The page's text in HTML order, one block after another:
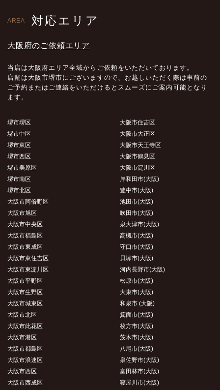
AREA 対応エリア
大阪府のご依頼エリア
当店は大阪府エリア全域からご依頼をいただいております。
店舗は大阪市堺市にございますので、お越しいただく際は事前の
ご予約またはご連絡をいただけるとスムーズにご案内可能となり
ます。
堺市堺区
堺市中区
堺市東区
堺市西区
堺市美原区
堺市南区
堺市北区
大阪市阿倍野区
大阪市旭区
大阪市中央区
大阪市福島区
大阪市東成区
大阪市東住吉区
大阪市東淀川区
大阪市平野区
大阪市生野区
大阪市城東区
大阪市北区
大阪市此花区
大阪市港区
大阪市都島区
大阪市浪速区
大阪市西区
大阪市西成区
大阪市住吉区
大阪市大正区
大阪市天王寺区
大阪市鶴見区
大阪市淀川区
岸和田市(大阪)
豊中市(大阪)
池田市(大阪)
吹田市(大阪)
泉大津市(大阪)
高槻市(大阪)
守口市(大阪)
貝塚市(大阪)
河内長野市(大阪)
松原市(大阪)
大東市(大阪)
和泉市 (大阪)
箕面市(大阪)
枚方市(大阪)
茨木市(大阪)
八尾市(大阪)
泉佐野市(大阪)
富田林市(大阪)
寝屋川市(大阪)